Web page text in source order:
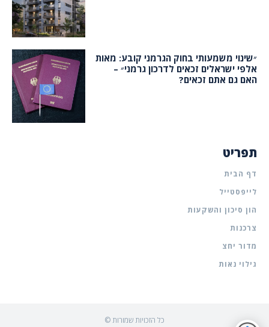
״שינוי משמעותי בחוק הגרמני קובע: מאות
אלפי ישראלים זכאים לדרכון גרמני״ –
האם גם אתם זכאים?
תפריט
דף הבית
לייפסטייל
הון סיכון והשקעות
צרכנות
מדור יחצ
גילוי נאות
© כל הזכויות שמורות